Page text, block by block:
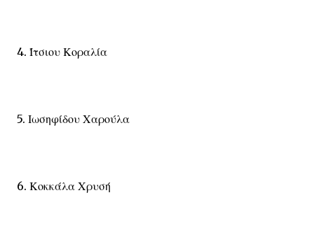
4. Ίτσιου Κοραλία
5. Ιωσηφίδου Χαρούλα
6. Κοκκάλα Χρυσή